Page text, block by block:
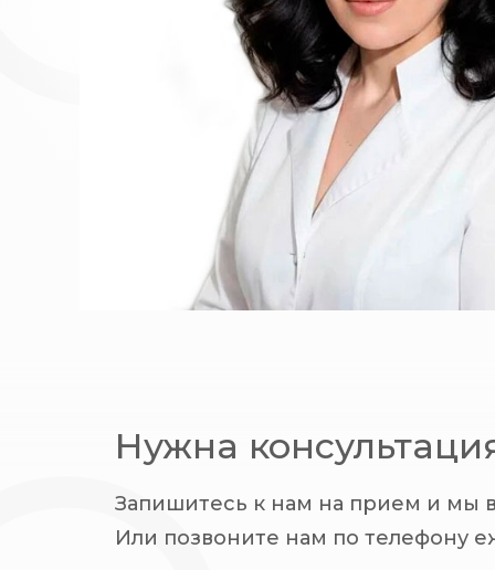
Нужна
Запишитесь к нам на прием и мы
Или позвоните нам по телефону